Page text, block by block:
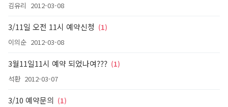
김유리 2012-03-08
3/11일 오전 11시 예약신청 (1)
이의순 2012-03-08
3월11일11시 예약 되었나여??? (1)
석환 2012-03-07
3/10 예약문의 (1)